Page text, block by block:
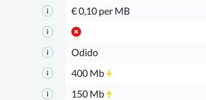
€ 0,10 per MB
Odido
400 Mb
150 Mb